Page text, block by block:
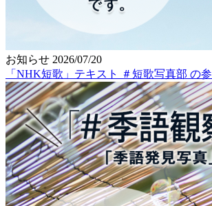
お知らせ 2026/07/20
「NHK短歌」テキスト ＃短歌写真部 の